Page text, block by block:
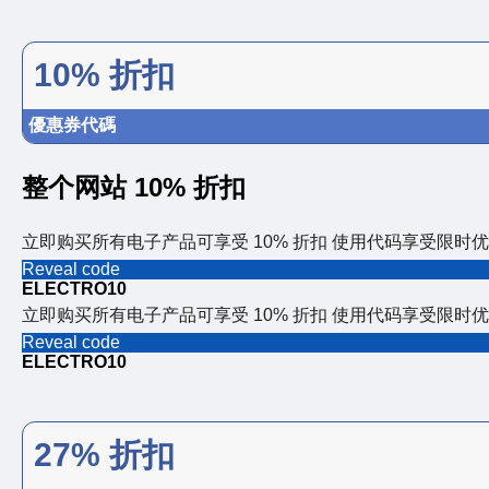
10% 折扣
優惠券代碼
整个网站 10% 折扣
立即购买所有电子产品可享受 10% 折扣 使用代码享受限时优
Reveal code
ELECTRO10
立即购买所有电子产品可享受 10% 折扣 使用代码享受限时优
Reveal code
ELECTRO10
27% 折扣